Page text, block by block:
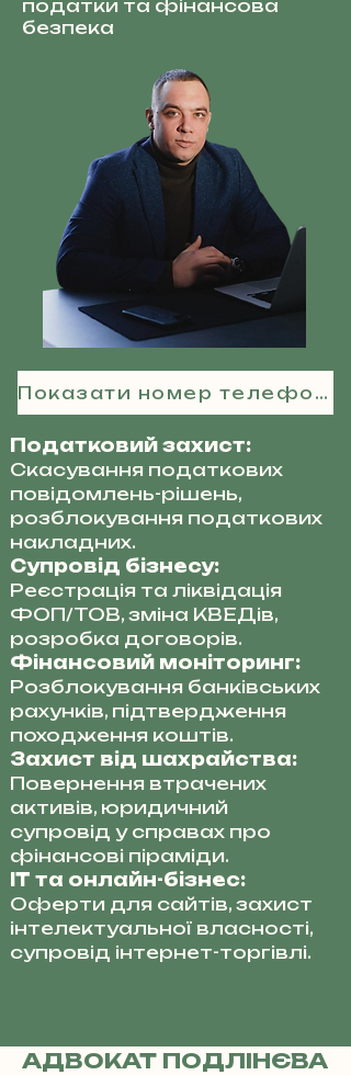
податки та фінансова
безпека
Показати номер телефону
Податковий захист:
Скасування податкових
повідомлень-рішень,
розблокування податкових
накладних.
Супровід бізнесу:
Реєстрація та ліквідація
ФОП/ТОВ, зміна КВЕДів,
розробка договорів.
Фінансовий моніторинг:
Розблокування банківських
рахунків, підтвердження
походження коштів.
Захист від шахрайства:
Повернення втрачених
активів, юридичний
супровід у справах про
фінансові піраміди.
IT та онлайн-бізнес:
Оферти для сайтів, захист
інтелектуальної власності,
супровід інтернет-торгівлі.
АДВОКАТ ПОДЛІНЄВА